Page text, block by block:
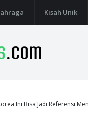
Kisah Unik
Ini Bisa Jadi Referensi